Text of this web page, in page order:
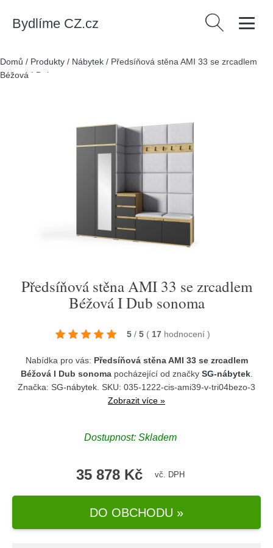
Bydlíme CZ.cz Vyhledávání
Domů / Produkty / Nábytek / Předsíňová stěna AMI 33 se zrcadlem
Béžová I Dub sonoma
Předsíňová stěna AMI 33 se zrcadlem
Béžová I Dub sonoma
5 / 5 ( 17 hodnocení )
Nabídka pro vás: Předsíňová stěna AMI 33 se zrcadlem
Béžová I Dub sonomapocházející od značky SG-nábytek.
Značka: SG-nábytek . SKU: 035-1222-cis-ami39-v-tri04bezo-3
Zobrazit více »
Dostupnost: Skladem
35 878 Kč vč. DPH
DO OBCHODU »